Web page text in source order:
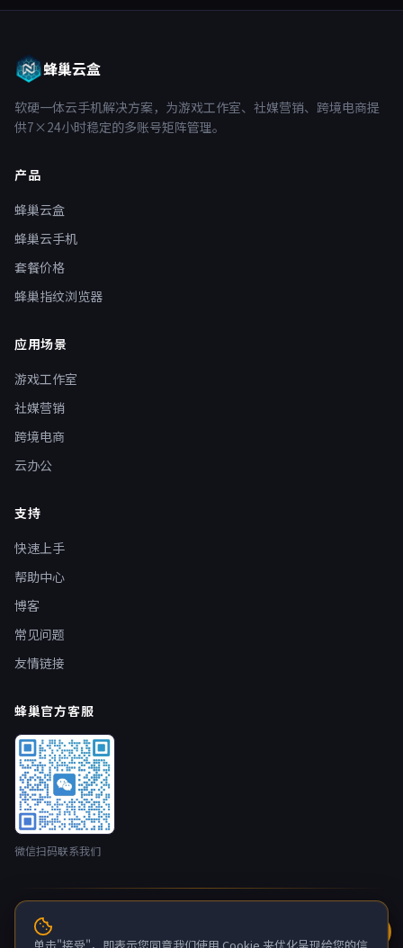
蜂巢云盒
软硬一体云手机解决方案，为游戏工作室、社媒营销、跨境电商提
供7×24小时稳定的多账号矩阵管理。
产品
蜂巢云盒
蜂巢云手机
套餐价格
蜂巢指纹浏览器
应用场景
游戏工作室
社媒营销
跨境电商
云办公
支持
快速上手
帮助中心
博客
常见问题
友情链接
蜂巢官方客服
微信扫码联系我们
© 2026 蜂巢云盒 nestbox.top · 开发者：广州蚂侠网络技术有限
公司 版权所有
单击"接受"，即表示您同意我们使用 Cookie 来优化呈现给您的信